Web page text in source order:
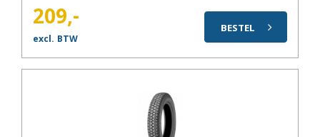
209,-
excl. BTW
BESTEL